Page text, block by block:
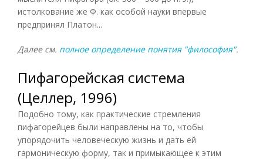
истолкование же Ф. как особой науки впервые
предпринял Платон...
Далее см. полное определение понятия "философия".
Пифагорейская система
(Целлер, 1996)
Подобно тому, как практические стремления
пифагорейцев были направлены на то, чтобы
упорядочить человеческую жизнь и дать ей
гармоническую форму, так и примыкающее к этим